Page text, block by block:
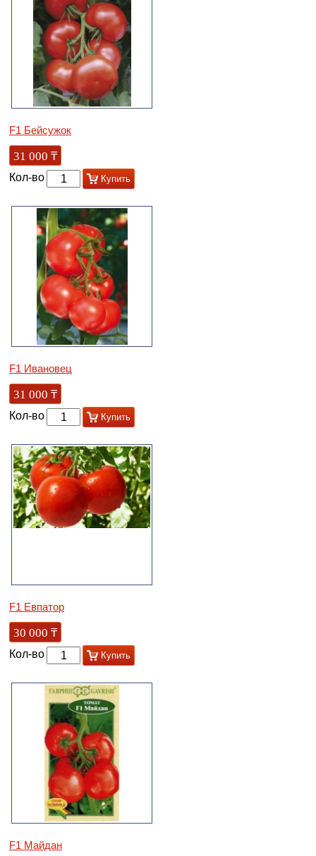
F1 Бейсужок
31 000 ₸
Кол-во Купить
F1 Ивановец
31 000 ₸
Кол-во Купить
F1 Евпатор
30 000 ₸
Кол-во Купить
F1 Майдан